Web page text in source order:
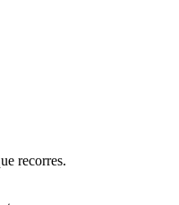
recorres.